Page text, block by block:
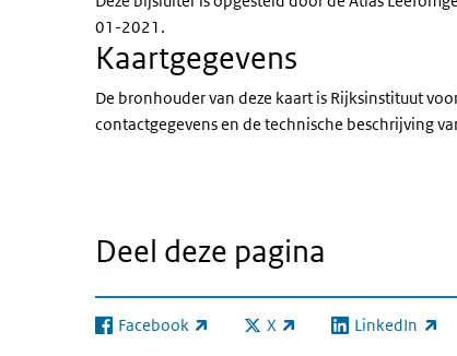
01-2021.
Kaartgegevens
De bronhouder van deze kaart is Rijksinstituut
contactgegevens en de technische beschrijving
Deel deze pagina
Facebook
(externe link) X
(externe link) LinkedIn
(externe link)